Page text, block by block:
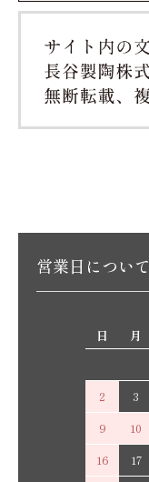
営業日について
日
月
2
3
9
10
16
17